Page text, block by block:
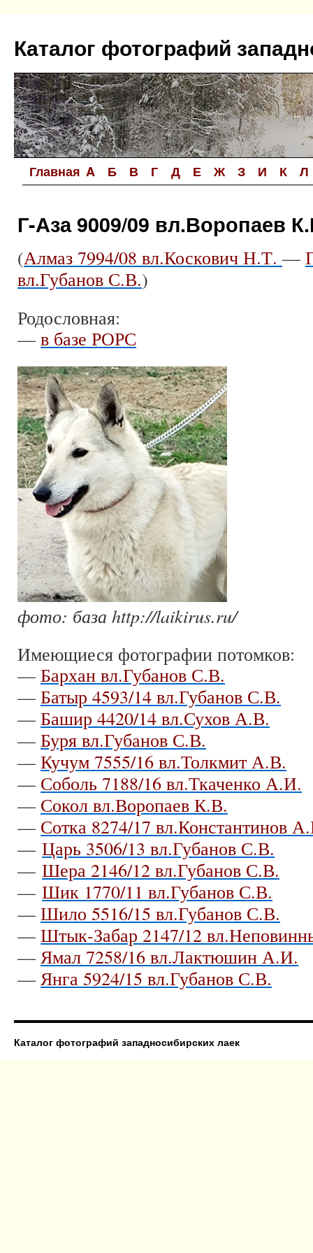
содержимому
Каталог фотографий
Главная A Б В Г Д Е Ж З И К Л
Г-Аза 9009/09 вл.Воропаев
(Алмаз 7994/08 вл.Коскович Н.Т. —
вл.Губанов С.В.)
Родословная:
— в базе РОРС
фото: база http://laikirus.ru/
Имеющиеся фотографии потомков:
— Бархан вл.Губанов С.В.
— Батыр 4593/14 вл.Губанов С.В.
— Башир 4420/14 вл.Сухов А.В.
— Буря вл.Губанов С.В.
— Кучум 7555/16 вл.Толкмит А.В.
— Соболь 7188/16 вл.Ткаченко А.И.
— Сокол вл.Воропаев К.В.
— Сотка 8274/17 вл.Константинов
— Царь 3506/13 вл.Губанов С.В.
— Шера 2146/12 вл.Губанов С.В.
— Шик 1770/11 вл.Губанов С.В.
— Шило 5516/15 вл.Губанов С.В.
— Штык-Забар 2147/12
— Ямал 7258/16 вл.Лактюшин А.И.
— Янга 5924/15 вл.Губанов С.В.
Каталог фотографий западносибирских лаек